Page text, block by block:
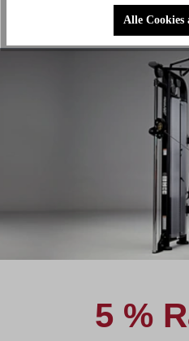
5 %
Alle Cookies